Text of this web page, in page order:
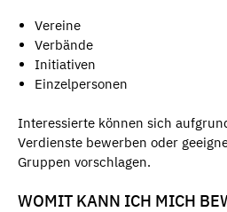
Vereine
Verbände
Initiativen
Einzelpersonen
Interessierte können sich
Verdienste bewerben oder
Gruppen vorschlagen.
WOMIT KANN ICH MICH